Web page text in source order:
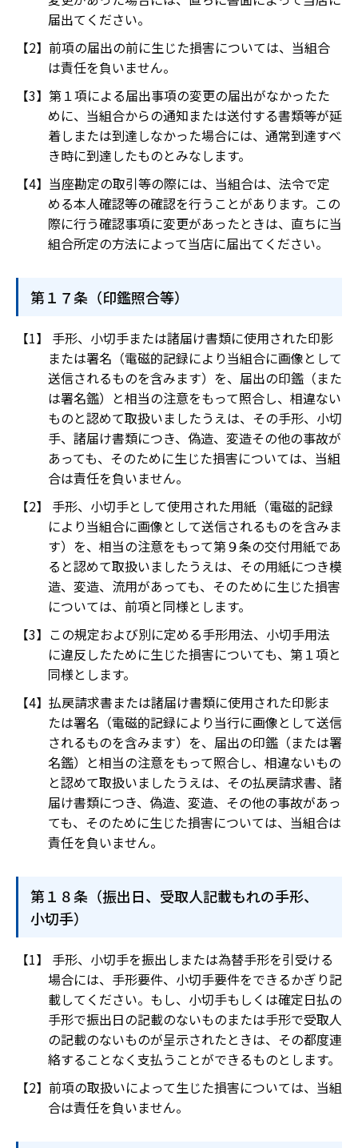
届出てください。
前項の届出の前に生じた損害については、当組合
は責任を負いません。
第１項による届出事項の変更の届出がなかったた
めに、当組合からの通知または送付する書類等が延
着しまたは到達しなかった場合には、通常到達すべ
き時に到達したものとみなします。
当座勘定の取引等の際には、当組合は、法令で定
める本人確認等の確認を行うことがあります。この
際に行う確認事項に変更があったときは、直ちに当
組合所定の方法によって当店に届出てください。
第１７条（印鑑照合等）
手形、小切手または諸届け書類に使用された印影
または署名（電磁的記録により当組合に画像として
送信されるものを含みます）を、届出の印鑑（また
は署名鑑）と相当の注意をもって照合し、相違ない
ものと認めて取扱いましたうえは、その手形、小切
手、諸届け書類につき、偽造、変造その他の事故が
あっても、そのために生じた損害については、当組
合は責任を負いません。
手形、小切手として使用された用紙（電磁的記録
により当組合に画像として送信されるものを含みま
す）を、相当の注意をもって第９条の交付用紙であ
ると認めて取扱いましたうえは、その用紙につき模
造、変造、流用があっても、そのために生じた損害
については、前項と同様とします。
この規定および別に定める手形用法、小切手用法
に違反したために生じた損害についても、第１項と
同様とします。
払戻請求書または諸届け書類に使用された印影ま
たは署名（電磁的記録により当行に画像として送信
されるものを含みます）を、届出の印鑑（または署
名鑑）と相当の注意をもって照合し、相違ないもの
と認めて取扱いましたうえは、その払戻請求書、諸
届け書類につき、偽造、変造、その他の事故があっ
ても、そのために生じた損害については、当組合は
責任を負いません。
第１８条（振出日、受取人記載もれの手形、
小切手）
手形、小切手を振出しまたは為替手形を引受ける
場合には、手形要件、小切手要件をできるかぎり記
載してください。もし、小切手もしくは確定日払の
手形で振出日の記載のないものまたは手形で受取人
の記載のないものが呈示されたときは、その都度連
絡することなく支払うことができるものとします。
前項の取扱いによって生じた損害については、当組
合は責任を負いません。